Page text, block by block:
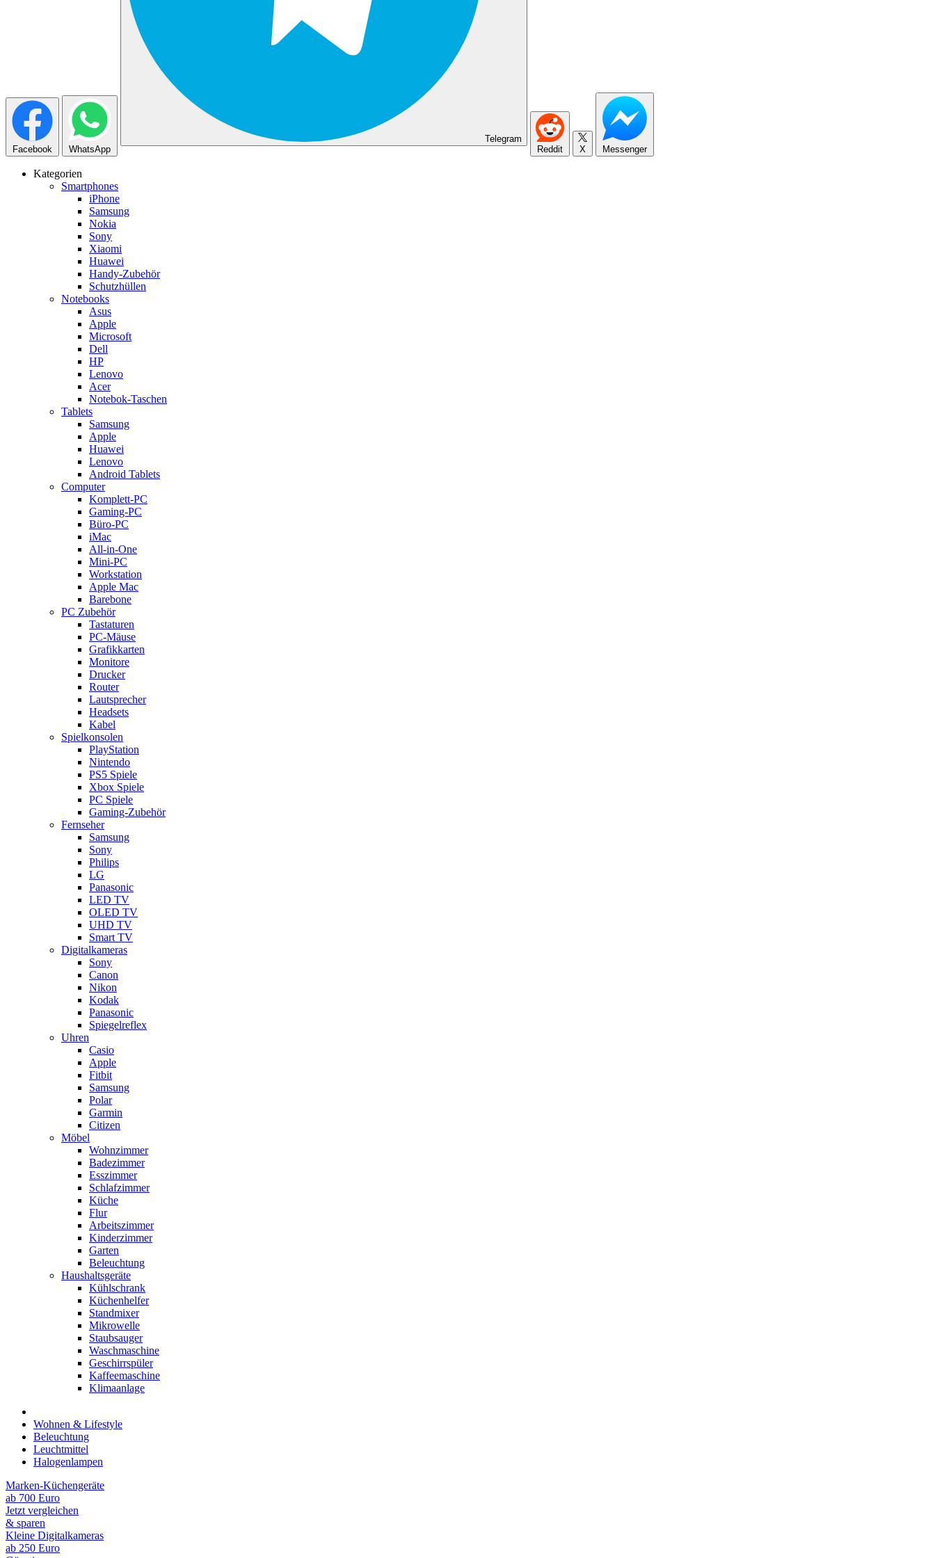
Facebook WhatsApp
Telegram
Reddit
X Messenger
Kategorien
Smartphones
iPhone
Samsung
Nokia
Sony
Xiaomi
Huawei
Handy-Zubehör
Schutzhüllen
Notebooks
Asus
Apple
Microsoft
Dell
HP
Lenovo
Acer
Notebok-Taschen
Tablets
Samsung
Apple
Huawei
Lenovo
Android Tablets
Computer
Komplett-PC
Gaming-PC
Büro-PC
iMac
All-in-One
Mini-PC
Workstation
Apple Mac
Barebone
PC Zubehör
Tastaturen
PC-Mäuse
Grafikkarten
Monitore
Drucker
Router
Lautsprecher
Headsets
Kabel
Spielkonsolen
PlayStation
Nintendo
PS5 Spiele
Xbox Spiele
PC Spiele
Gaming-Zubehör
Fernseher
Samsung
Sony
Philips
LG
Panasonic
LED TV
OLED TV
UHD TV
Smart TV
Digitalkameras
Sony
Canon
Nikon
Kodak
Panasonic
Spiegelreflex
Uhren
Casio
Apple
Fitbit
Samsung
Polar
Garmin
Citizen
Möbel
Wohnzimmer
Badezimmer
Esszimmer
Schlafzimmer
Küche
Flur
Arbeitszimmer
Kinderzimmer
Garten
Beleuchtung
Haushaltsgeräte
Kühlschrank
Küchenhelfer
Standmixer
Mikrowelle
Staubsauger
Waschmaschine
Geschirrspüler
Kaffeemaschine
Klimaanlage
Wohnen & Lifestyle
Beleuchtung
Leuchtmittel
Halogenlampen
Marken-Küchengeräte
ab 700 Euro
Jetzt vergleichen
& sparen
Kleine Digitalkameras
ab 250 Euro